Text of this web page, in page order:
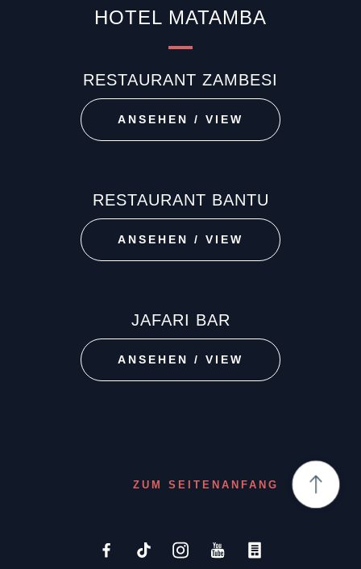
HOTEL MATAMBA
RESTAURANT ZAMBESI
ANSEHEN / VIEW
RESTAURANT BANTU
ANSEHEN / VIEW
JAFARI BAR
ANSEHEN / VIEW
ZUM SEITENANFANG